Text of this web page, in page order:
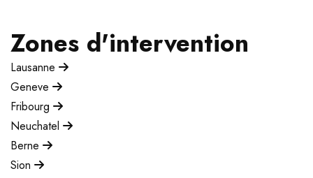
Zones d'intervention
Lausanne
Geneve
Fribourg
Neuchatel
Berne
Sion